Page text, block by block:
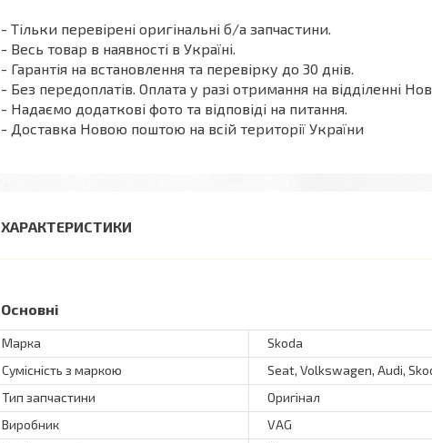
- Тільки перевірені оригінальні б/а запчастини.
- Весь товар в наявності в Україні.
- Гарантія на встановлення та перевірку до 30 днів.
- Без передоплатів. Оплата у разі отримання на відділенні
- Надаємо додаткові фото та відповіді на питання.
- Доставка Новою поштою на всій території України
ХАРАКТЕРИСТИКИ
Основні
Марка
Skoda
Сумісність з маркою
Seat, Volkswagen, Audi,
Тип запчастини
Оригінал
Виробник
VAG